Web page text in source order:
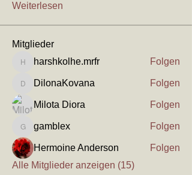
Weiterlesen
Mitglieder
harshkolhe.mrfr
harshkolhe.mrfr Folgen
DilonaKovana
DilonaKovana Folgen
Milota Diora Folgen
gamblex
gamblex Folgen
Hermoine Anderson
Folgen
Alle Mitglieder anzeigen (15)